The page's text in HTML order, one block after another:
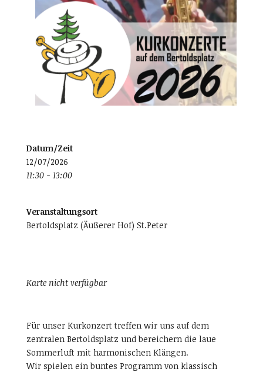
Datum/Zeit
12/07/2026
11:30 - 13:00
Veranstaltungsort
Bertoldsplatz (Äußerer Hof) St.Peter
Karte nicht verfügbar
Für unser Kurkonzert treffen wir uns auf dem
zentralen Bertoldsplatz und bereichern die laue
Sommerluft mit harmonischen Klängen.
Wir spielen ein buntes Programm von klassisch